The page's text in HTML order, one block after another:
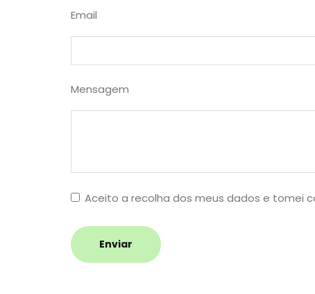
Email
Mensagem
Aceito a recolha dos meus dados e tomei
Enviar